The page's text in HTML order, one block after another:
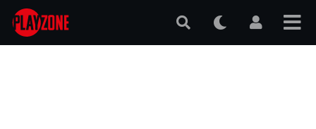
Přejít
hlavnímu